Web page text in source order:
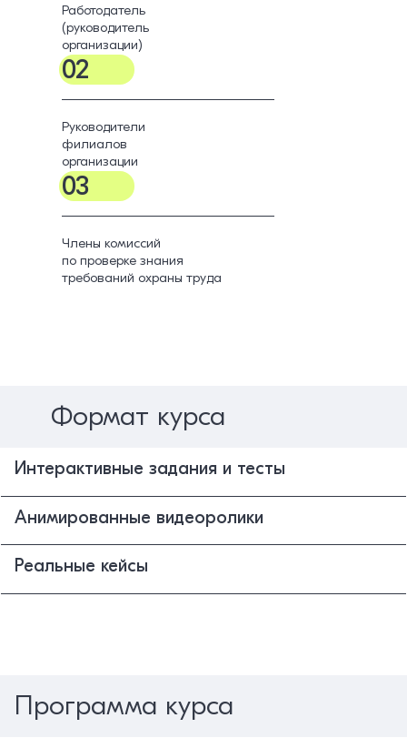
Работодатель
(руководитель
организации)
02
Руководители
филиалов
организации
03
Члены комиссий
по проверке знания
требований охраны труда
Формат курса
Интерактивные задания и тесты
Анимированные видеоролики
Реальные кейсы
Программа курса